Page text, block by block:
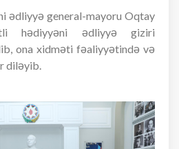
ədliyyə general-mayoru Oqtay
hədiyyəni ədliyyə giziri
ona xidməti fəaliyyətində və
diləyib.